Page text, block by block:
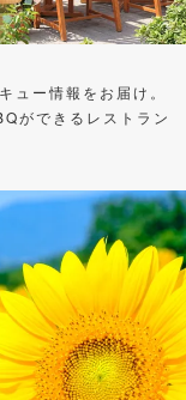
ュー情報をお届け。
ができるレストラン